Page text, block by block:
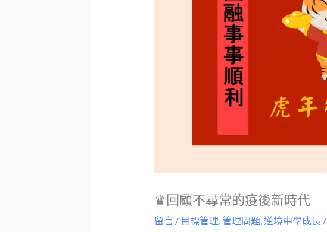
♛回顧不尋常的疫後新時代
留言 / 目標管理, 管理問題,逆境中學成長/